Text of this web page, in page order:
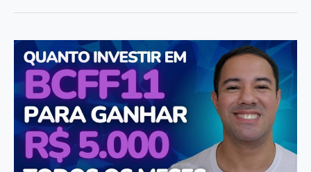
QUANTO
INVESTIR
BCFF11
para
RECEBER
5000